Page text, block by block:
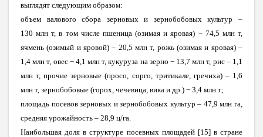
выглядят следующим образом:
объем валового сбора зерновых и зернобобовых культур –
130 млн т, в том числе пшеница (озимая и яровая) − 74,5 млн т,
ячмень (озимый и яровой) – 20,5 млн т, рожь (озимая и яровая) –
1,4 млн т, овес − 4,1 млн т, кукуруза на зерно − 13,7 млн т, рис – 1,1
млн т, прочие зерновые (просо, сорго, тритикале, гречиха) – 1,6
млн т, зернобобовые (горох, чечевица, вика и др.) − 3,4 млн т;
площадь посевов зерновых и зернобобовых культур – 47,9 млн га,
средняя урожайность – 28,9 ц/га.
Наибольшая доля в структуре посевных площадей [15] в стране